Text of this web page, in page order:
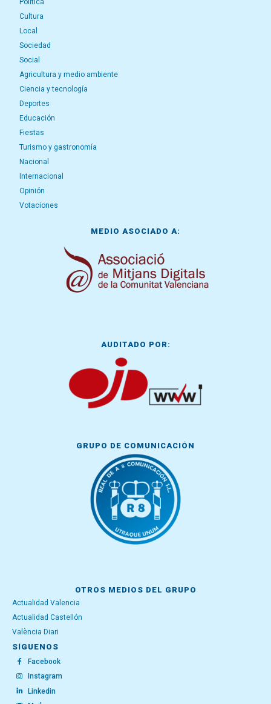
Cultura
Local
Sociedad
Social
Agricultura y medio ambiente
Ciencia y tecnología
Deportes
Educación
Fiestas
Turismo y gastronomía
Nacional
Internacional
Opinión
Votaciones
MEDIO ASOCIADO A:
AUDITADO POR:
GRUPO DE COMUNICACIÓN
OTROS MEDIOS DEL GRUPO
Actualidad Valencia
Actualidad Castellón
València Diari
SÍGUENOS
Facebook
Instagram
Linkedin